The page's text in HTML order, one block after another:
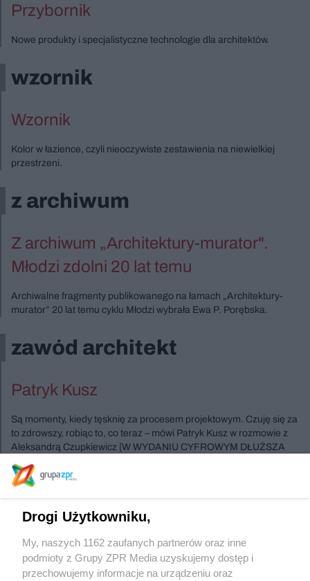
Przybornik
Nowe produkty i specjalistyczne technologie dla architektów.
wzornik
Wzornik
Kolor w łazience, czyli nieoczywiste zestawienia na niewielkiej
przestrzeni.
z archiwum
Z archiwum „Architektury-murator".
Młodzi zdolni 20 lat temu
Archiwalne fragmenty publikowanego na łamach „Architektury-
murator” 20 lat temu cyklu Młodzi wybrała Ewa P. Porębska.
zawód architekt
Patryk Kusz
Są momenty, kiedy tęsknię za procesem projektowym. Czuję się za
to zdrowszy, robiąc to, co teraz – mówi Patryk Kusz w rozmowie z
Aleksandrą Czupkiewicz [W WYDANIU CYFROWYM DŁUŻSZA
Szukasz innych wydań ?
Sprawdź archiwum
Drogi Użytkowniku,
My, naszych 1162 zaufanych partnerów oraz inne
podmioty z Grupy ZPR Media uzyskujemy dostęp i
przechowujemy informacje na urządzeniu oraz